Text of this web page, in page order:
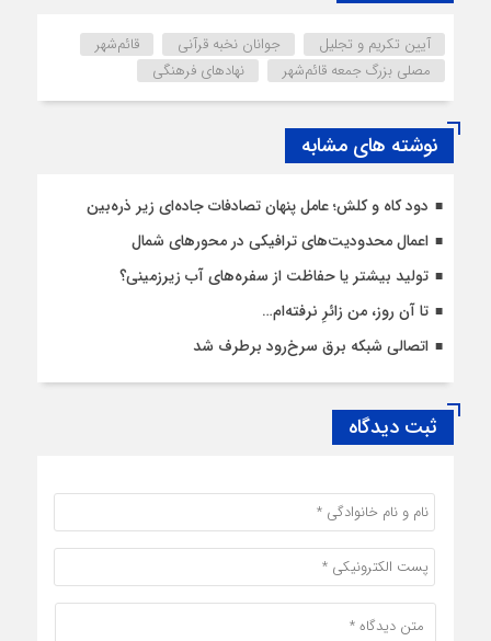
آیین تکریم و تجلیل جوانان نخبه قرآنی
قائم‌شهر
مصلی بزرگ جمعه قائم‌شهر
نهادهای فرهنگی
نوشته های مشابه
دود کاه و کلش؛ عامل پنهان تصادفات جاده‌ای زیر ذره‌بین
اعمال محدودیت‌‌های ترافیکی در محورهای شمال
تولید بیشتر یا حفاظت از سفره‌های آب زیرزمینی؟
تا آن روز، من زائرِ نرفته‌ام…
اتصالی شبکه برق سرخ‌رود برطرف شد
ثبت دیدگاه